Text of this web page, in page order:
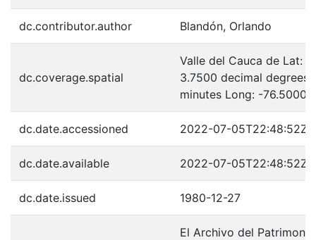
dc.contributor.author Blandón, Orlando
dc.coverage.spatial
Valle del Cauca de Lat:
3.7500 decimal degrees
minutes Long: -76.5000
dc.date.accessioned 2022-07-05T22:48:52Z
dc.date.available 2022-07-05T22:48:52Z
dc.date.issued 1980-12-27
El Archivo del